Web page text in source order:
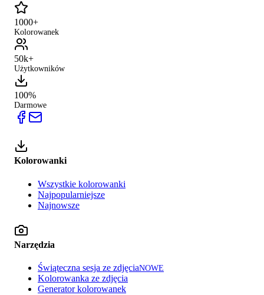
1000+
Kolorowanek
50k+
Użytkowników
100%
Darmowe
Kolorowanki
Wszystkie kolorowanki
Najpopularniejsze
Najnowsze
Narzędzia
Świąteczna sesja ze zdjęciaNOWE
Kolorowanka ze zdjęcia
Generator kolorowanek